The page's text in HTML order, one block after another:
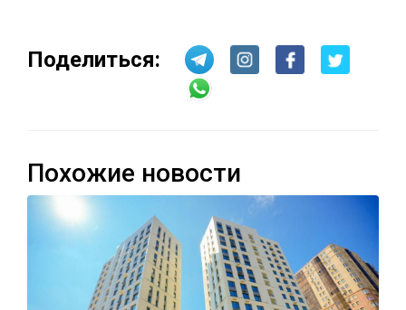
Поделиться:
Похожие новости